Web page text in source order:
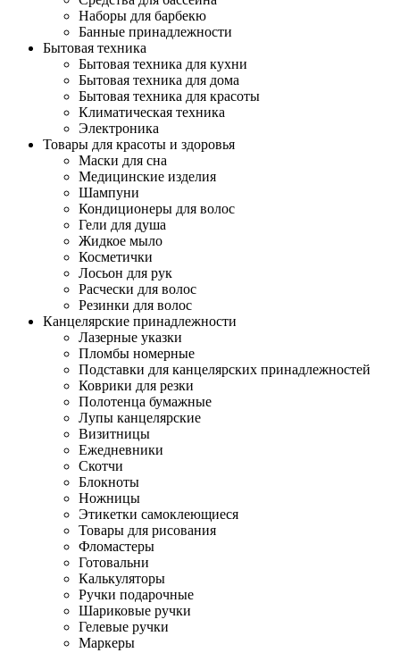
Наборы для барбекю
Банные принадлежности
Бытовая техника
Бытовая техника для кухни
Бытовая техника для дома
Бытовая техника для красоты
Климатическая техника
Электроника
Товары для красоты и здоровья
Маски для сна
Медицинские изделия
Шампуни
Кондиционеры для волос
Гели для душа
Жидкое мыло
Косметички
Лосьон для рук
Расчески для волос
Резинки для волос
Канцелярские принадлежности
Лазерные указки
Пломбы номерные
Подставки для канцелярских принадлежностей
Коврики для резки
Полотенца бумажные
Лупы канцелярские
Визитницы
Ежедневники
Скотчи
Блокноты
Ножницы
Этикетки самоклеющиеся
Товары для рисования
Фломастеры
Готовальни
Калькуляторы
Ручки подарочные
Шариковые ручки
Гелевые ручки
Маркеры